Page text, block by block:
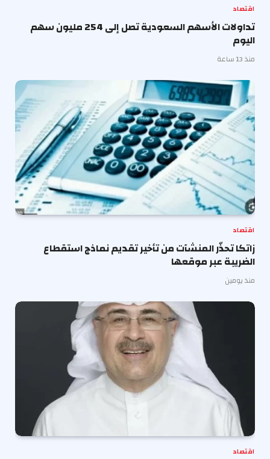
اقتصاد
تداولات الأسهم السعودية تصل إلى 254 مليون سهم
اليوم
منذ 13 ساعة
اقتصاد
زاتكا تحذّر المنشآت من تأخير تقديم نماذج استقطاع
الضريبة عبر موقعها
منذ يومين
اقتصاد